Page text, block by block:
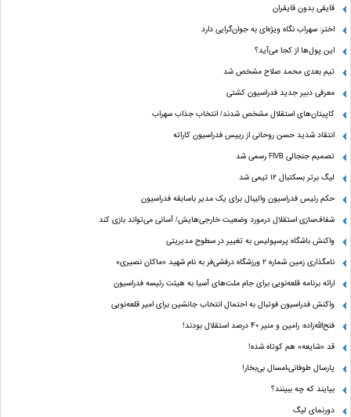
قایقی بدون قایقران
اختر: سهراب نگاه ویژه‌ای به جوان‌گرایی دارد
این پول‌ها از کجا می‌آید؟
تیم بعدی محمد صلاح مشخص شد
معرفی دبیر جدید فدراسیون کشتی
کاپیتان‌های استقلال مشخص شدند/ انتخاب جذاب سهراب
انتقاد شدید حسن روحانی از رییس فدراسیون کاراته
تصمیم جنجالی FIVB رسمی شد
لیگ برتر بسکتبال ۱۲ تیمی شد
حکم رئیس فدراسیون والیبال برای یک مدیر باسابقه فدراسیون
شفاف‌سازی استقلال درمورد وضعیت خارجی‌هایش/ آسانی می‌تواند بازی کند
واکنش باشگاه پرسپولیس به تغییر در سطوح مدیریتی
نامگذاری زمین شماره ۲ ورزشگاه درفشی‌فر به نام شهید «ماکان نصیری»
ارائه برنامه‌ قلعه‌نویی برای جام ملت‌های آسیا به هیئت رئیسه فدراسیون
واکنش فدراسیون فوتبال به احتمال انتخاب جانشین برای امیر قلعه‌نویی
فتح‌الله‌زاده: رامین و منیر 40 درصد استقلال بودند!
قد «شایعه» هم کوتاه شده!
پارسال طوفانی،امسال بی‌بخار!
بیایند که چه ببینند؟
دورنمای لیگ